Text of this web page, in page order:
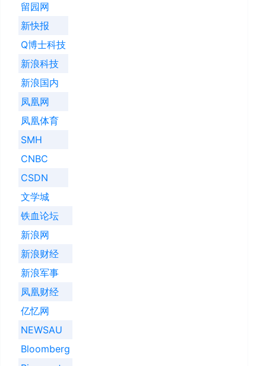
留园网
新快报
Q博士科技
新浪科技
新浪国内
凤凰网
凤凰体育
SMH
CNBC
CSDN
文学城
铁血论坛
新浪网
新浪财经
新浪军事
凤凰财经
亿忆网
NEWSAU
Bloomberg